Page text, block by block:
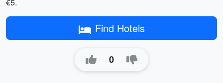
Find Hotels
0